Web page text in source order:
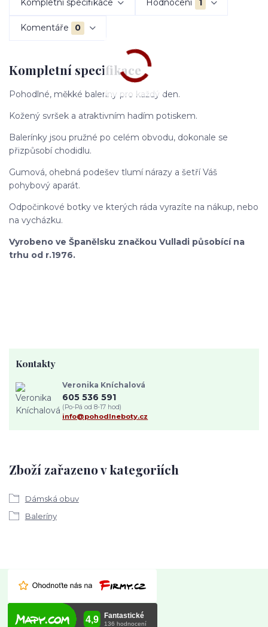
Kompletní specifikace Hodnocení 1
Komentáře 0
Kompletní specifikace
Pohodlné, měkké baleríny pro každý den.
Kožený svršek a atraktivním hadím potiskem.
Balerínky jsou pružné po celém obvodu, dokonale se
přizpůsobí chodidlu.
Gumová, ohebná podešev tlumí nárazy a šetří Váš
pohybový aparát.
Odpočinkové botky ve kterých ráda vyrazíte na nákup, nebo
na vycházku.
Vyrobeno ve Španělsku značkou Vulladi působící na
trhu od r.1976.
Zboží zařazeno v kategoriích
Dámská obuv
Baleríny
Kontakty
Veronika Kníchalová
605 536 591
(Po-Pá od 8-17 hod)
info@pohodlneboty.cz